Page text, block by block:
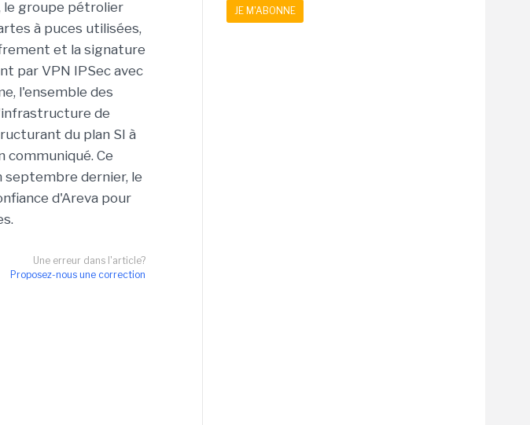
le groupe pétrolier
à puces utilisées,
et la signature
par VPN IPSec avec
l'ensemble des
de
du plan SI à
communiqué. Ce
septembre dernier, le
d'Areva pour
Une erreur dans l'article?
Proposez-nous une correction
JE M'ABONNE